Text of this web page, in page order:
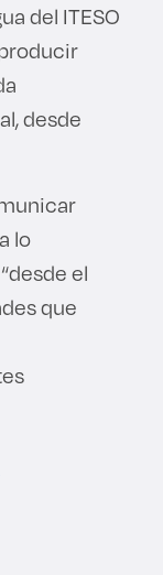
del ITESO
desde
lo
el
que